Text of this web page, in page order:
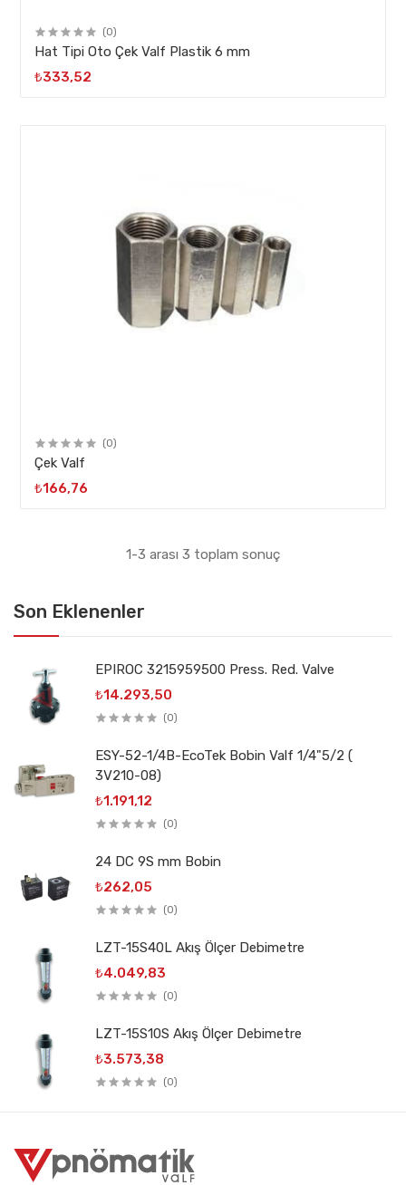
Son Eklenenler
EPIROC 3215959500 Press. Red. Valve
₺14.293,50
(0)
ESY-52-1/4B-EcoTek Bobin Valf 1/4"5/2 (
3V210-08)
₺1.191,12
(0)
24 DC 9S mm Bobin
₺262,05
(0)
LZT-15S40L Akış Ölçer Debimetre
₺4.049,83
(0)
LZT-15S10S Akış Ölçer Debimetre
₺3.573,38
(0)
(0)
Hat Tipi Oto Çek Valf Plastik 6 mm
₺333,52
(0)
Çek Valf
₺166,76
1-3 arası 3 toplam sonuç